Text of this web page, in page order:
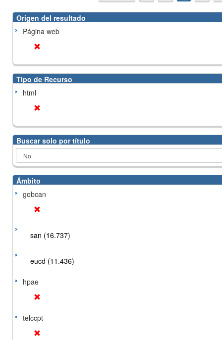
Origen del resultado
Página web
Tipo de Recurso
html
Buscar solo por título
Ámbito
gobcan
san (16.737)
eucd (11.436)
hpae
telccpt